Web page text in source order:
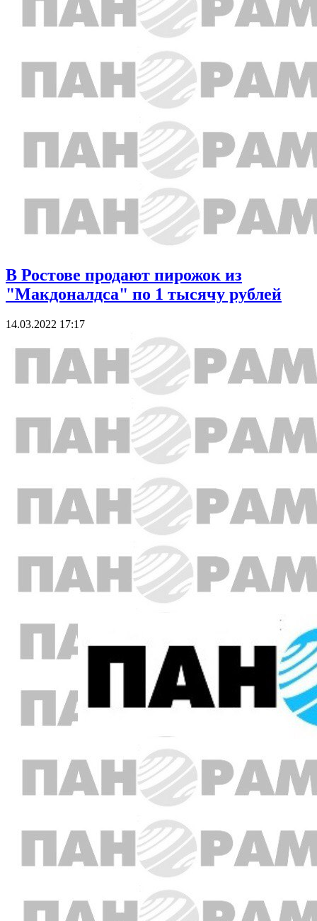
В Ростове продают пирожок из
"Макдоналдса" по 1 тысячу рублей
14.03.2022 17:17